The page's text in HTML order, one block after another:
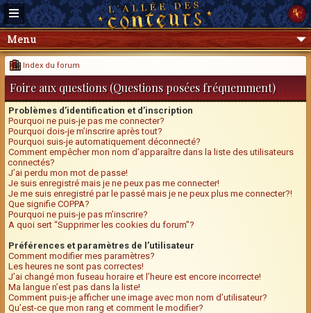
Menu
Index du forum
Foire aux questions (Questions posées fréquemment)
Problèmes d’identification et d’inscription
Pourquoi ne puis-je pas me connecter?
Pourquoi dois-je m’inscrire après tout?
Pourquoi suis-je automatiquement déconnecté?
Comment empêcher mon nom d’apparaître dans la liste des utilisateurs
connectés?
J’ai perdu mon mot de passe!
Je suis enregistré mais je ne peux pas me connecter!
Je me suis enregistré par le passé mais je ne peux plus me connecter?!
Que signifie COPPA?
Pourquoi ne puis-je pas m’inscrire?
A quoi sert “Supprimer les cookies du forum”?
Préférences et paramètres de l’utilisateur
Comment modifier mes paramètres?
Les heures ne sont pas correctes!
J’ai changé mon fuseau horaire et l’heure est encore incorrecte!
Ma langue n’est pas dans la liste!
Comment puis-je afficher une image avec mon nom d’utilisateur?
Qu’est-ce que mon rang et comment le modifier?